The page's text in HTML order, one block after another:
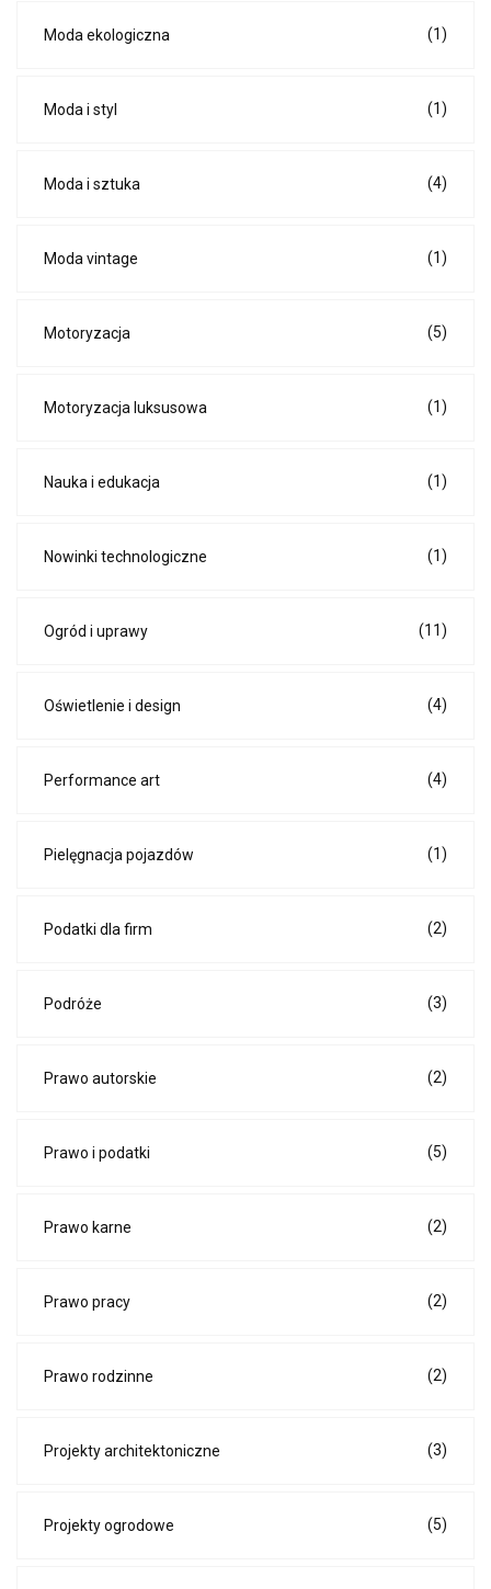
Moda ekologiczna (1)
Moda i styl (1)
Moda i sztuka (4)
Moda vintage (1)
Motoryzacja (5)
Motoryzacja luksusowa (1)
Nauka i edukacja (1)
Nowinki technologiczne (1)
Ogród i uprawy (11)
Oświetlenie i design (4)
Performance art (4)
Pielęgnacja pojazdów (1)
Podatki dla firm (2)
Podróże (3)
Prawo autorskie (2)
Prawo i podatki (5)
Prawo karne (2)
Prawo pracy (2)
Prawo rodzinne (2)
Projekty architektoniczne (3)
Projekty ogrodowe (5)